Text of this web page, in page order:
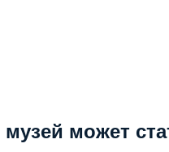
музей может